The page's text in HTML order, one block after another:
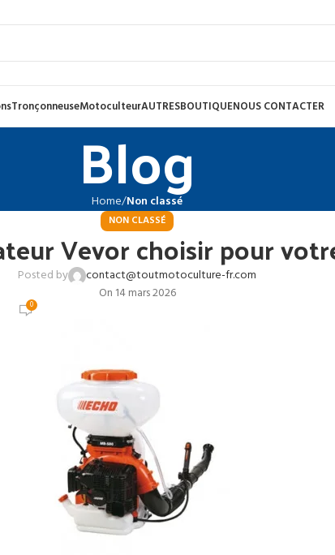
TronçonneuseMotoculteurAUTRESBOUTIQUENOUS CONTACTER
Blog
Home Non classé
NON CLASSÉ
Vevor choisir pour
Posted by
contact@toutmotoculture-fr.com
On 14 mars 2026
0